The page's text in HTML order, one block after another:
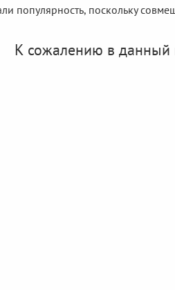
популярность, поскольку
К сожалению в данный